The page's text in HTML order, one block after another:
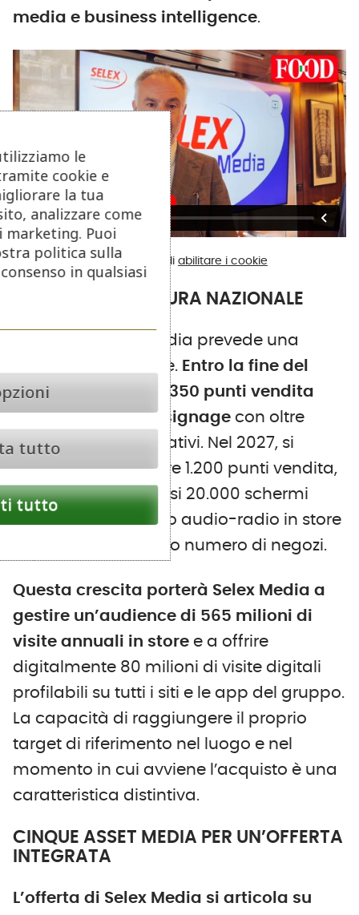
media e business intelligence.
Se non vedi i video, ricorda di abilitare i cookie
NUMERI E COPERTURA NAZIONALE
Il progetto Selex Media prevede una
copertura nazionale. Entro la fine del
2025, sono previsti 350 punti vendita
attivi per il digital signage con oltre
5.000 schermi operativi. Nel 2027, si
punta a raggiungere 1.200 punti vendita,
con una rete di quasi 20.000 schermi
attivi e un palinsesto audio-radio in store
dedicato sullo stesso numero di negozi.
Questa crescita porterà Selex Media a
gestire un’audience di 565 milioni di
visite annuali in store e a offrire
digitalmente 80 milioni di visite digitali
profilabili su tutti i siti e le app del gruppo.
La capacità di raggiungere il proprio
target di riferimento nel luogo e nel
momento in cui avviene l’acquisto è una
caratteristica distintiva.
CINQUE ASSET MEDIA PER UN’OFFERTA
INTEGRATA
L’offerta di Selex Media si articola su
le
cookie e
la tua
analizzare come
Puoi
politica sulla
in qualsiasi
tutto
tutto